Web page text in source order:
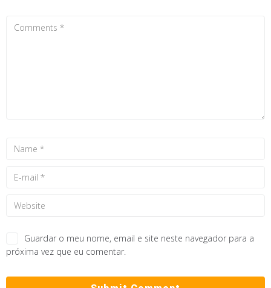
Guardar o meu nome, email e site neste navegador para a
próxima vez que eu comentar.